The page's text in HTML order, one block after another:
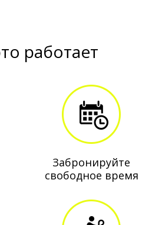
работает
Забронируйте
свободное время